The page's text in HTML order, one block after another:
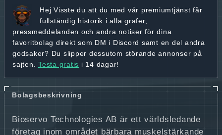
Hej Visste du att du med vår premiumtjänst får
fullständig historik i alla grafer,
pressmeddelanden och andra notiser för dina
favoritbolag direkt som DM i Discord samt en del andra
godsaker? Du slipper dessutom störande annonser på
sajten. Testa gratis i 14 dagar!
Bolagsbeskrivning
Bioservo Technologies AB är ett världsledande
företag inom området bärbara muskelstärkande